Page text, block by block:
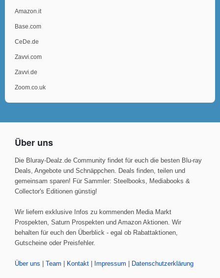
Amazon.it
Base.com
CeDe.de
Zavvi.com
Zavvi.de
Zoom.co.uk
Über uns
Die Bluray-Dealz.de Community findet für euch die besten Blu-ray
Deals, Angebote und Schnäppchen. Deals finden, teilen und
gemeinsam sparen! Für Sammler: Steelbooks, Mediabooks &
Collector's Editionen günstig!
Wir liefern exklusive Infos zu kommenden Media Markt
Prospekten, Saturn Prospekten und Amazon Aktionen. Wir
behalten für euch den Überblick - egal ob Rabattaktionen,
Gutscheine oder Preisfehler.
Über uns Team Kontakt Impressum Datenschutzerklärung